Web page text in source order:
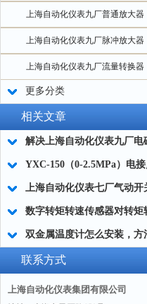
上海自动化仪表九厂普通放大器
上海自动化仪表九厂脉冲放大器
上海自动化仪表九厂流量转换器
更多分类
相关文章
联系方式
上海自动化仪表集团有限公司